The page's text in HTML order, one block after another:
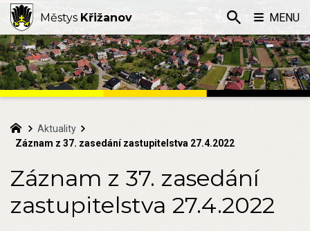
Aktuality
Záznam z 37. zasedání zastupitelstva 27.4.2022
Záznam z 37. zasedání
zastupitelstva 27.4.2022
Městys Křižanov MENU